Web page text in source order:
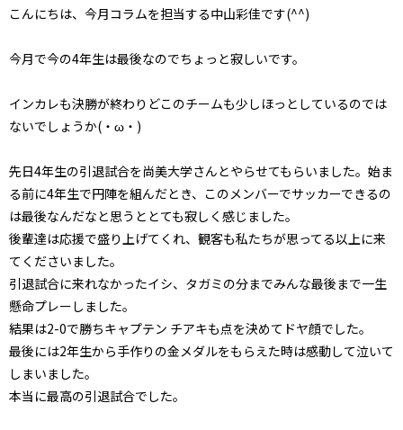
こんにちは、今月コラムを担当する中山彩佳です(^^)
今月で今の4年生は最後なのでちょっと寂しいです。
インカレも決勝が終わりどこのチームも少しほっとしているのでは
ないでしょうか(・ω・)
先日4年生の引退試合を尚美大学さんとやらせてもらいました。始ま
る前に4年生で円陣を組んだとき、このメンバーでサッカーできるの
は最後なんだなと思うととても寂しく感じました。
後輩達は応援で盛り上げてくれ、観客も私たちが思ってる以上に来
てくださいました。
引退試合に来れなかったイシ、タガミの分までみんな最後まで一生
懸命プレーしました。
結果は2-0で勝ちキャプテン チアキも点を決めてドヤ顔でした。
最後には2年生から手作りの金メダルをもらえた時は感動して泣いて
しまいました。
本当に最高の引退試合でした。